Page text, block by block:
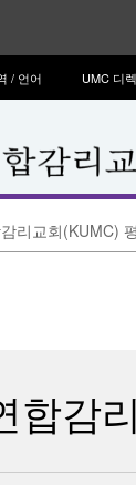
/ 언어 UMC 디
리교회(KUMC)
합감